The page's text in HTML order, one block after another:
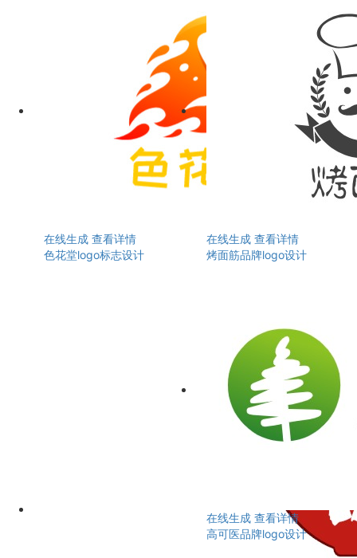
在线生成 查看详情
色花堂logo标志设计
在线生成 查看详情
烤面筋品牌logo设计
在线生成 查看详情
高可医品牌logo设计